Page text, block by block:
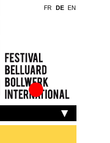
Festival Belluard
International
FR DE EN